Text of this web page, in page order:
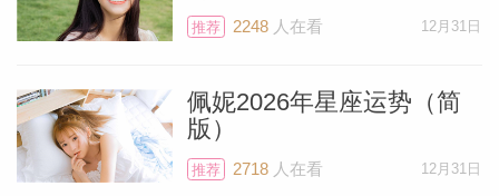
推荐 2248人在看 12月31日
佩妮2026年星座运势（简
版）
推荐 2718人在看 12月31日